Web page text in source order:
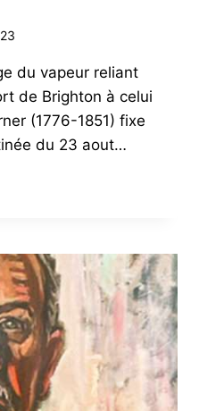
du vapeur reliant
de Brighton à celui
(1776-1851) fixe
du 23 aout…